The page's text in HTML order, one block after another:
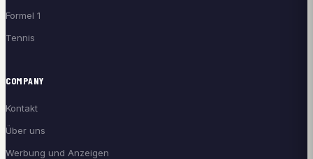
Formel 1
Tennis
COMPANY
Kontakt
Über uns
Werbung und Anzeigen